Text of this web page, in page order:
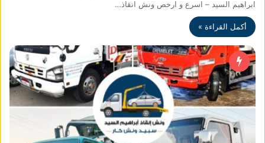
ابراهيم السيد – اسرع و ارخص ونش انقاذ…
أكمل القراءة »